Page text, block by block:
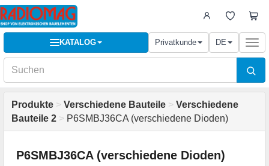
KATALOG Privatkunde DE
Produkte > Verschiedene Bauteile > Verschiedene
Bauteile 2 > P6SMBJ36CA (verschiedene Dioden)
P6SMBJ36CA (verschiedene Dioden)